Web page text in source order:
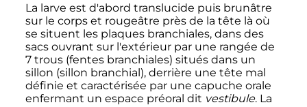
La larve est d'abord translucide puis brunâtre
sur le corps et rougeâtre près de la tête là où
se situent les plaques branchiales, dans des
sacs ouvrant sur l'extérieur par une rangée de
7 trous (fentes branchiales) situés dans un
sillon (sillon branchial), derrière une tête mal
définie et caractérisée par une capuche orale
enfermant un espace préoral dit vestibule. La